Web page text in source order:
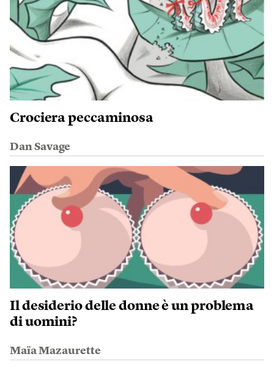
Crociera peccaminosa
Dan Savage
Il desiderio delle donne è un problema
di uomini?
Maïa Mazaurette